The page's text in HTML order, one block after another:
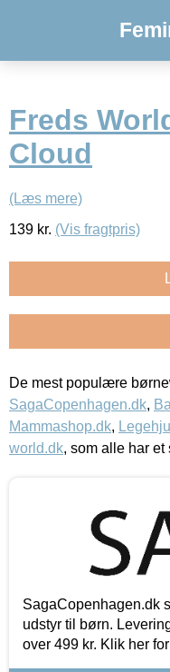
Freds
Cloud
(Læs mere)
139 kr. (Vis fragtpris)
De mest populære
SagaCopenhagen.dk,
Mammashop.dk,
world.dk, som alle har et
SagaCopenhagen.dk
udstyr til børn.
over 499 kr. Klik her